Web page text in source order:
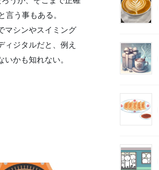
う事もある。
マシンやスイミング
ィジタルだと、例え
かも知れない。